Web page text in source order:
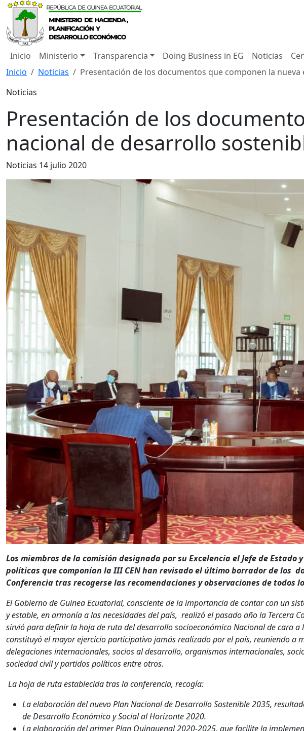
Inicio Ministerio Transparencia Doing Business in EG Noticias
Inicio
Noticias
Presentación de los documentos que componen la
Noticias
Presentación de los
nacional de desarrollo
Noticias 14 julio 2020
Los miembros de la comisión designada por su Excelencia el Jefe de
políticas que componían la III CEN han revisado el último borrador de los
Conferencia tras recogerse las recomendaciones y observaciones de todos
El Gobierno de Guinea Ecuatorial, consciente de la importancia de contar con un
y estable, en armonía a las necesidades del país, realizó el pasado año la Tercera
sirvió para definir la hoja de ruta del desarrollo socioeconómico Nacional de cara a
constituyó el mayor ejercicio participativo jamás realizado por el país, reuniendo a
delegaciones internacionales, socios al desarrollo, organismos internacionales,
sociedad civil y partidos políticos entre otros.
La hoja de ruta establecida tras la conferencia, recogía:
La elaboración del nuevo Plan Nacional de Desarrollo Sostenible 2035,
de Desarrollo Económico y Social al Horizonte 2020.
La elaboración del primer Plan Quinquenal 2020-2025, que facilite la